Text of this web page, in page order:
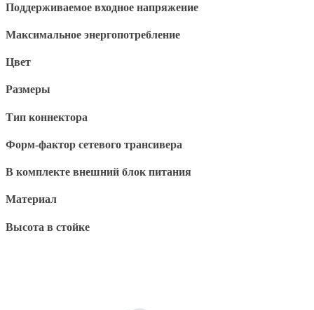
Поддерживаемое входное напряжение
Максимальное энергопотребление
Цвет
Размеры
Тип коннектора
Форм-фактор сетевого трансивера
В комплекте внешний блок питания
Материал
Высота в стойке